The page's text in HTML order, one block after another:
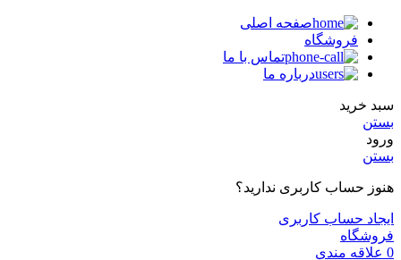
صفحه اصلی
فروشگاه
تماس با ما
درباره ما
سبد خرید
بستن
ورود
بستن
هنوز حساب کاربری ندارید؟
ایجاد حساب کاربری
فروشگاه
0 علاقه مندی